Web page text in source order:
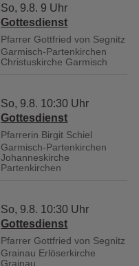
So, 9.8. 9 Uhr
Gottesdienst
Pfarrer Gottfried von Segnitz
Garmisch-Partenkirchen
Christuskirche Garmisch
So, 9.8. 10:30 Uhr
Gottesdienst
Pfarrerin Birgit Schiel
Garmisch-Partenkirchen
Johanneskirche
Partenkirchen
So, 9.8. 10:30 Uhr
Gottesdienst
Pfarrer Gottfried von Segnitz
Grainau Erlöserkirche
Grainau